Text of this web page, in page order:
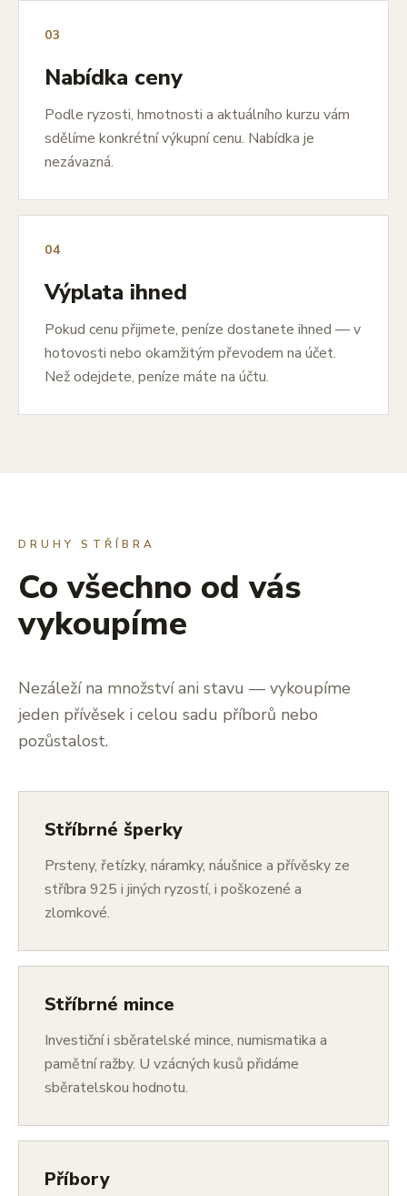
03
Nabídka ceny
Podle ryzosti, hmotnosti a aktuálního kurzu vám
sdělíme konkrétní výkupní cenu. Nabídka je
nezávazná.
04
Výplata ihned
Pokud cenu přijmete, peníze dostanete ihned — v
hotovosti nebo okamžitým převodem na účet.
Než odejdete, peníze máte na účtu.
DRUHY STŘÍBRA
Co všechno od vás
vykoupíme
Nezáleží na množství ani stavu — vykoupíme
jeden přívěsek i celou sadu příborů nebo
pozůstalost.
Stříbrné šperky
Prsteny, řetízky, náramky, náušnice a přívěsky ze
stříbra 925 i jiných ryzostí, i poškozené a
zlomkové.
Stříbrné mince
Investiční i sběratelské mince, numismatika a
pamětní ražby. U vzácných kusů přidáme
sběratelskou hodnotu.
Příbory